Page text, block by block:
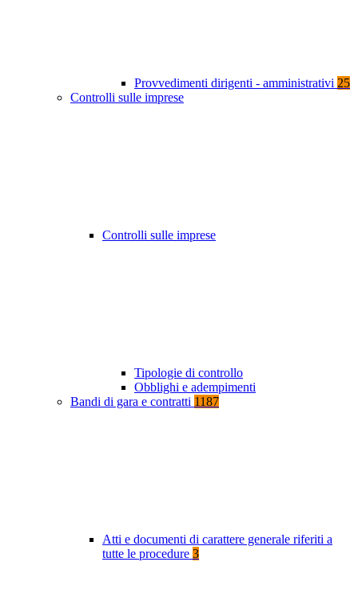
Provvedimenti dirigenti - amministrativi 25
Controlli sulle imprese
Controlli sulle imprese
Tipologie di controllo
Obblighi e adempimenti
Bandi di gara e contratti 1187
Atti e documenti di carattere generale riferiti a
tutte le procedure 3